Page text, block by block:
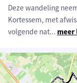
Deze wandeling
Kortessem, met
volgende nat... meer